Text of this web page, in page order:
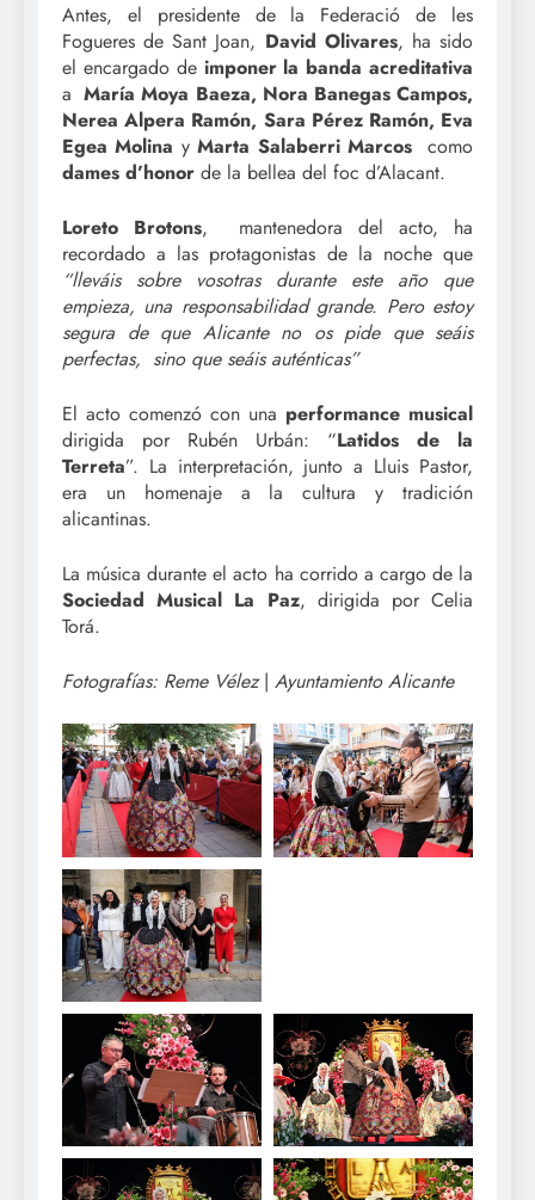
Antes, el presidente de la Federació de les
Fogueres de Sant Joan, David Olivares, ha sido
el encargado de imponer la banda acreditativa
aMaría Moya Baeza, Nora Banegas Campos,
Nerea Alpera Ramón, Sara Pérez Ramón, Eva
Egea Molina yMarta Salaberri Marcos como
dames d’honor de la bellea del foc d’Alacant.
Loreto Brotons, mantenedora del acto, ha
recordado a las protagonistas de la noche que
“lleváis sobre vosotras durante este año que
empieza, una responsabilidad grande. Pero estoy
segura de que Alicante no os pide que seáis
perfectas, sino que seáis auténticas”
El acto comenzó con una performance musical
dirigida por Rubén Urbán: “Latidos de la
Terreta”. La interpretación, junto a Lluis Pastor,
era un homenaje a la cultura y tradición
alicantinas.
La música durante el acto ha corrido a cargo de la
Sociedad Musical La Paz, dirigida por Celia
Torá.
Fotografías: Reme Vélez| Ayuntamiento Alicante